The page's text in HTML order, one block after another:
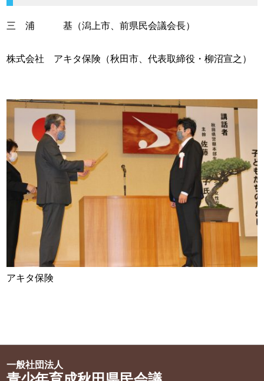
三 浦 基（潟上市、前県民会議会長）
株式会社 アキタ保険（秋田市、代表取締役・柳沼宣之）
アキタ保険
一般社団法人